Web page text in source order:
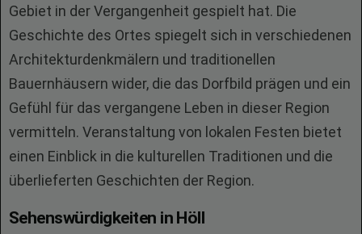
Gebiet in der Vergangenheit gespielt hat. Die
Geschichte des Ortes spiegelt sich in verschiedenen
Architekturdenkmälern und traditionellen
Bauernhäusern wider, die das Dorfbild prägen und ein
Gefühl für das vergangene Leben in dieser Region
vermitteln. Veranstaltung von lokalen Festen bietet
einen Einblick in die kulturellen Traditionen und die
überlieferten Geschichten der Region.
Sehenswürdigkeiten in Höll